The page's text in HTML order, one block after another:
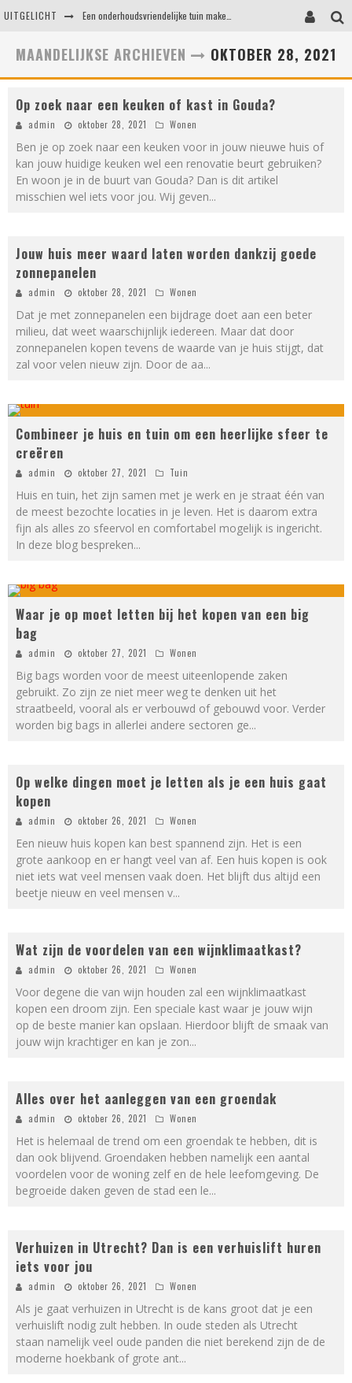
UITGELICHT
Eigentijdse en stijlvolle plafonnières voor iedere ruimte
Waar je op moet letten voordat je een woning koopt
Waarom persoonlijk matrasadvies het verschil maakt
MAANDELIJKSE ARCHIEVEN OKTOBER 28, 2021
Op zoek naar een keuken of kast in Gouda?
admin oktober 28, 2021 Wonen
Ben je op zoek naar een keuken voor in jouw nieuwe huis of
kan jouw huidige keuken wel een renovatie beurt gebruiken?
En woon je in de buurt van Gouda? Dan is dit artikel
misschien wel iets voor jou. Wij geven...
Jouw huis meer waard laten worden dankzij goede
zonnepanelen
admin oktober 28, 2021 Wonen
Dat je met zonnepanelen een bijdrage doet aan een beter
milieu, dat weet waarschijnlijk iedereen. Maar dat door
zonnepanelen kopen tevens de waarde van je huis stijgt, dat
zal voor velen nieuw zijn. Door de aa...
Combineer je huis en tuin om een heerlijke sfeer te
creëren
admin oktober 27, 2021 Tuin
Huis en tuin, het zijn samen met je werk en je straat één van
de meest bezochte locaties in je leven. Het is daarom extra
fijn als alles zo sfeervol en comfortabel mogelijk is ingericht.
In deze blog bespreken...
Waar je op moet letten bij het kopen van een big
bag
admin oktober 27, 2021 Wonen
Big bags worden voor de meest uiteenlopende zaken
gebruikt. Zo zijn ze niet meer weg te denken uit het
straatbeeld, vooral als er verbouwd of gebouwd voor. Verder
worden big bags in allerlei andere sectoren ge...
Op welke dingen moet je letten als je een huis gaat
kopen
admin oktober 26, 2021 Wonen
Een nieuw huis kopen kan best spannend zijn. Het is een
grote aankoop en er hangt veel van af. Een huis kopen is ook
niet iets wat veel mensen vaak doen. Het blijft dus altijd een
beetje nieuw en veel mensen v...
Wat zijn de voordelen van een wijnklimaatkast?
admin oktober 26, 2021 Wonen
Voor degene die van wijn houden zal een wijnklimaatkast
kopen een droom zijn. Een speciale kast waar je jouw wijn
op de beste manier kan opslaan. Hierdoor blijft de smaak van
jouw wijn krachtiger en kan je zon...
Alles over het aanleggen van een groendak
admin oktober 26, 2021 Wonen
Het is helemaal de trend om een groendak te hebben, dit is
dan ook blijvend. Groendaken hebben namelijk een aantal
voordelen voor de woning zelf en de hele leefomgeving. De
begroeide daken geven de stad een le...
Verhuizen in Utrecht? Dan is een verhuislift huren
iets voor jou
admin oktober 26, 2021 Wonen
Als je gaat verhuizen in Utrecht is de kans groot dat je een
verhuislift nodig zult hebben. In oude steden als Utrecht
staan namelijk veel oude panden die niet berekend zijn de de
moderne hoekbank of grote ant...